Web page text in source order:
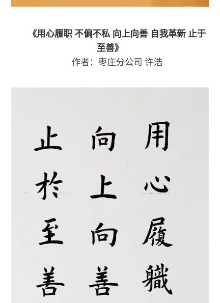
《用心履职 不偏不私 向上向善 自我革新 止于
至善》
作者：枣庄分公司 许浩